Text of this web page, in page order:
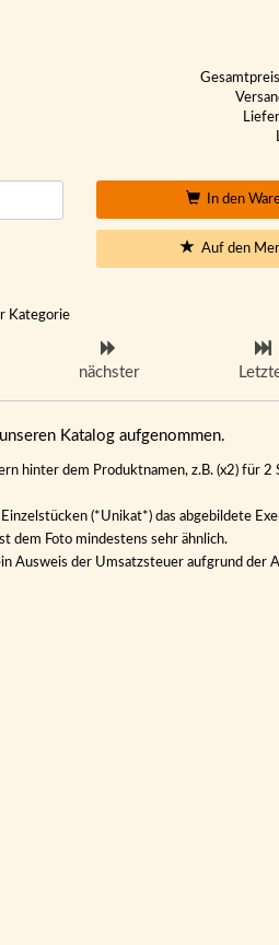
In den
Auf den
Kategorie
nächster
Katalog aufgenommen.
hinter dem Produktnamen, z.B. (x2) für 2
(*Unikat*) das abgebildete
dem Foto mindestens sehr ähnlich.
Ausweis der Umsatzsteuer aufgrund der